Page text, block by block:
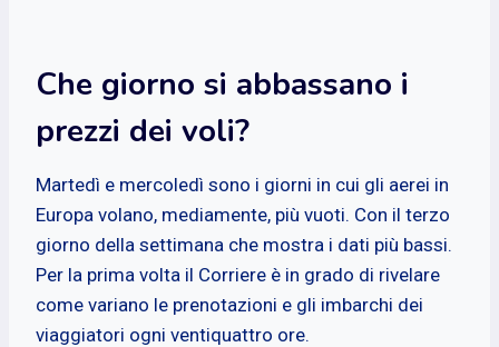
Che giorno si abbassano i
prezzi dei voli?
Martedì e mercoledì sono i giorni in cui gli aerei in
Europa volano, mediamente, più vuoti. Con il terzo
giorno della settimana che mostra i dati più bassi.
Per la prima volta il Corriere è in grado di rivelare
come variano le prenotazioni e gli imbarchi dei
viaggiatori ogni ventiquattro ore.